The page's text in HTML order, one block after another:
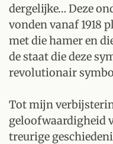
dergelijke… Deze
vonden vanaf 1918
met die hamer en
de staat die deze
revolutionair
Tot mijn
geloofwaardigheid
treurige